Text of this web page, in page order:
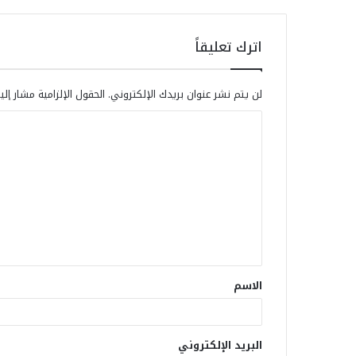
اترك تعليقاً
لن يتم نشر عنوان بريدك الإلكتروني. الحقول الإلزامية مشار
الاسم
البريد الإلكتروني